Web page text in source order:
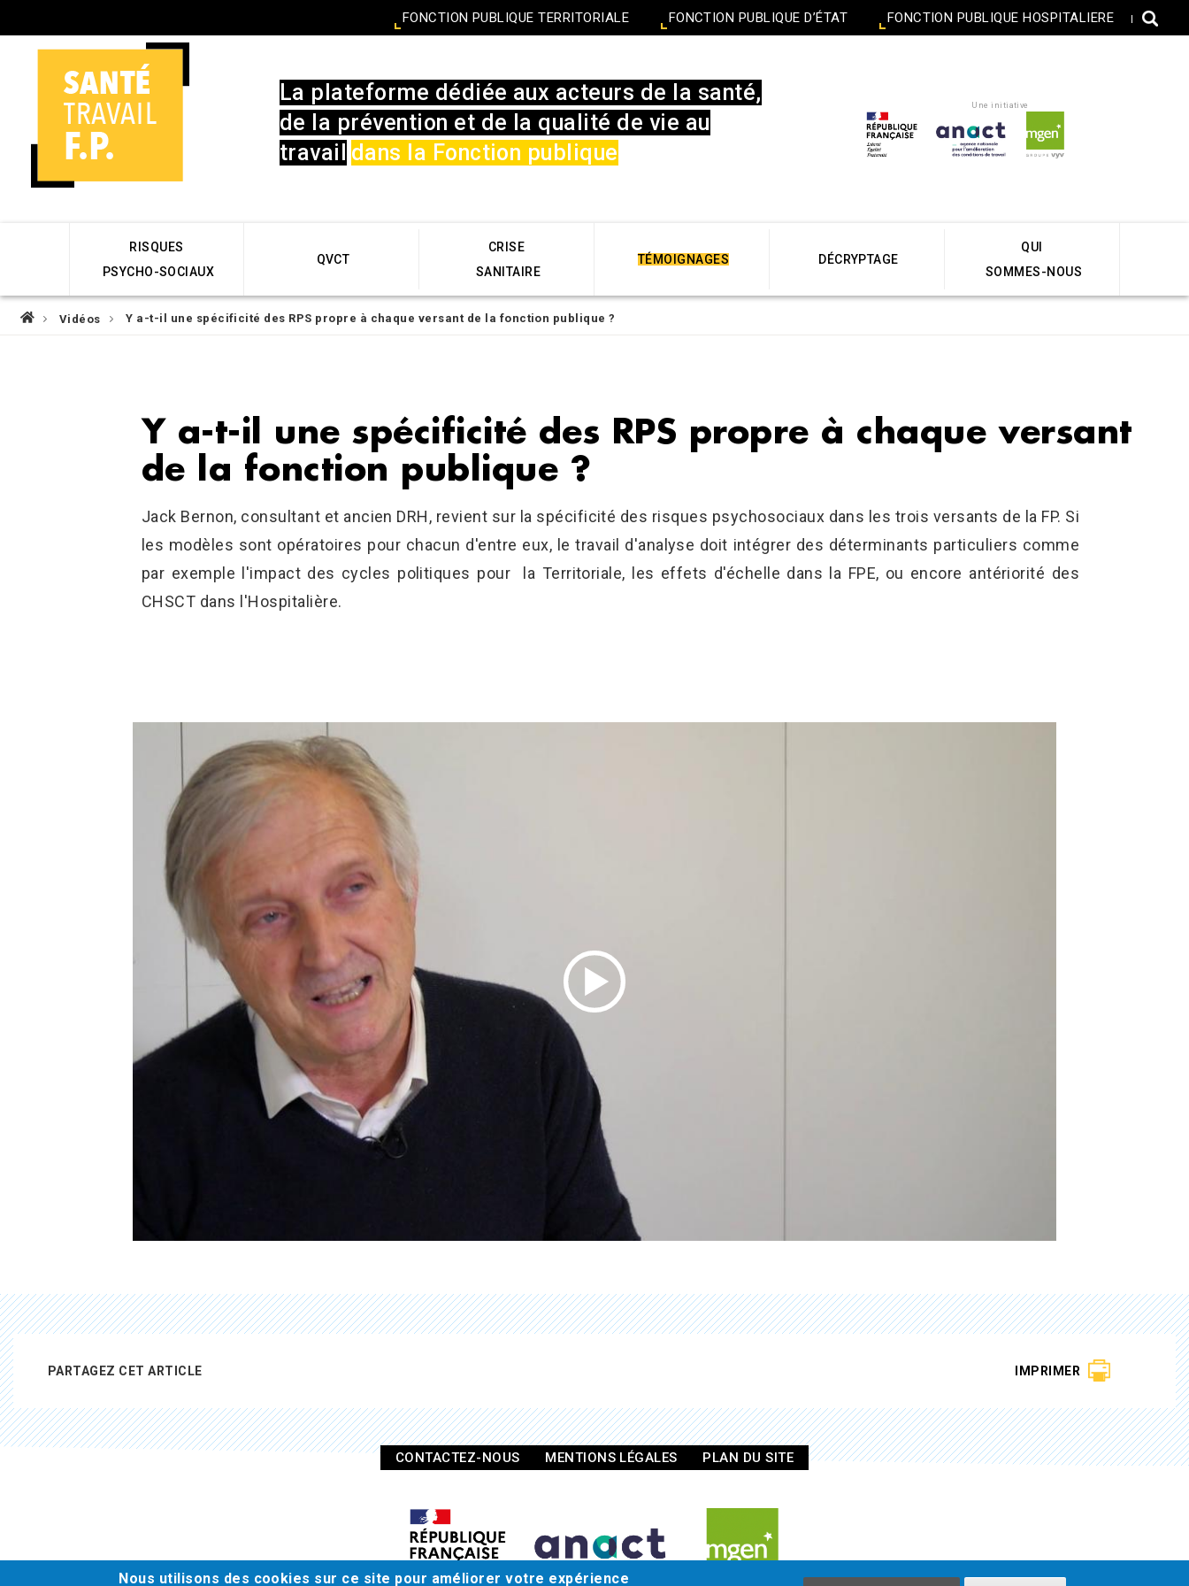
to
navigation
account
FONCTION PUBLIQUE TERRITORIALE FONCTION PUBLIQUE D’ÉTAT FONCTION PUBLIQUE HOSPITALIERE
La plateforme dédiée aux acteurs de la santé,
de la prévention et de la qualité de vie au
travail dans la Fonction publique
Une initiative
RISQUES
PSYCHO-SOCIAUX
QVCT
CRISE
SANITAIRE
TÉMOIGNAGES DÉCRYPTAGE
QUI
SOMMES-NOUS
Fil
Vidéos Y a-t-il une spécificité des RPS propre à chaque versant de la fonction publique ?
Y a-t-il une spécificité des RPS propre à chaque versant
de la fonction publique ?
Jack Bernon, consultant et ancien DRH, revient sur la spécificité des risques psychosociaux dans les trois versants de la FP. Si
les modèles sont opératoires pour chacun d'entre eux, le travail d'analyse doit intégrer des déterminants particuliers comme
par exemple l'impact des cycles politiques pour la Territoriale, les effets d'échelle dans la FPE, ou encore antériorité des
CHSCT dans l'Hospitalière.
PARTAGEZ CET ARTICLE IMPRIMER
CONTACTEZ-NOUS MENTIONS LÉGALES PLAN DU SITE
Nous utilisons des cookies sur ce site pour améliorer votre expérience